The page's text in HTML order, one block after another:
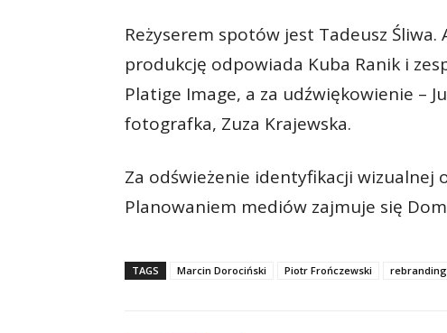
Reżyserem spotów jest Tadeusz
produkcję odpowiada Kuba Ranik i
Platige Image, a za udźwiękowienie –
fotografka, Zuza Krajewska.
Za odświeżenie identyfikacji wizualnej
Planowaniem mediów zajmuje się
TAGS Marcin Dorociński Piotr Frończewski rebranding